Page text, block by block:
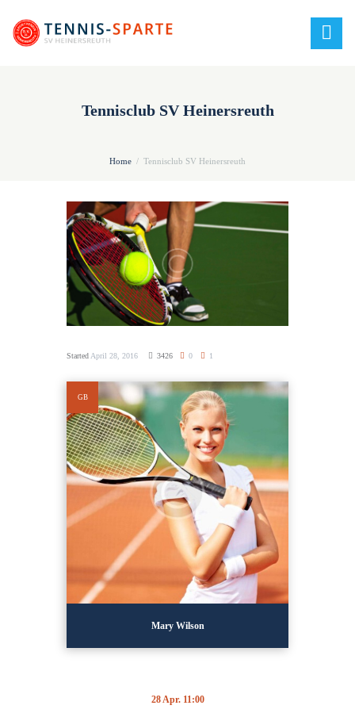
Tennisclub SV Heinersreuth
Home Tennisclub SV Heinersreuth
StartedApril 28, 2016 3426 0 1
GB
Mary Wilson
28 Apr. 11:00